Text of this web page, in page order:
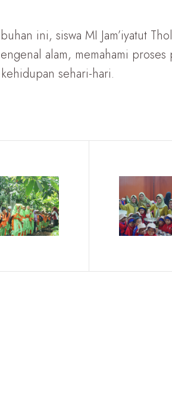
ini, siswa MI Jam’iyatut
alam, memahami
sehari-hari.